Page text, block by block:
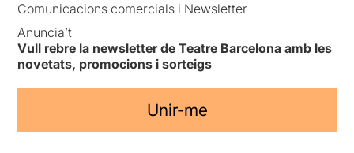
Comunicacions comercials i Newsletter
Anuncia’t
Vull rebre la newsletter de Teatre Barcelona amb les
novetats, promocions i sorteigs
Unir-me